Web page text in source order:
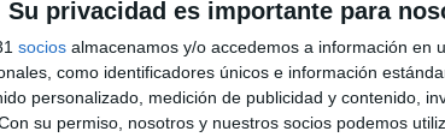
Su privacidad es importante para
socios almacenamos y/o accedemos a información en
como identificadores únicos e información
personalizado, medición de publicidad y contenido,
su permiso, nosotros y nuestros socios podemos